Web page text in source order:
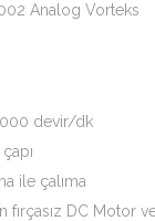
Analog Vorteks
devir/dk
ile çalıma
fırçasız DC Motor